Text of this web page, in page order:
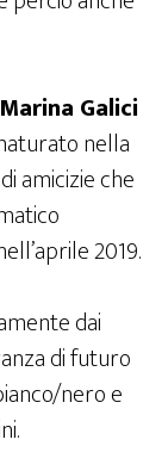
Marina Galici
nella
amicizie che
2019.
dai
di futuro
nero e